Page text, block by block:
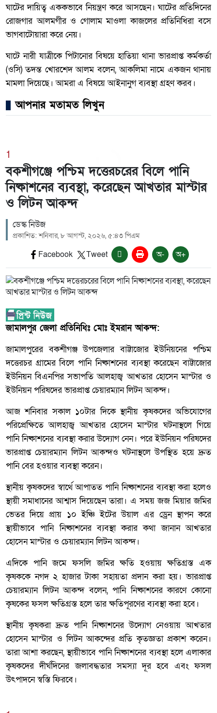
ঘাটের দায়িত্ব এককভাবে নিয়ন্ত্রণ করে আসছেন। ঘাটের প্রতিদিনের
রোজগার আলমগীর ও গোলাম মাওলা কাজলের প্রতিনিধিরা বসে
ভাগবাটোয়ারা করে নেয়।
ঘাটে নারী যাত্রীকে পিটানোর বিষয়ে হাতিয়া থানা ভারপ্রাপ্ত কর্মকর্তা
(ওসি) তদন্ত খোরশেদ আলম বলেন, আকলিমা নামে একজন থানায়
মামলা দিয়েছে। আমরা এ বিষয়ে আইনানুগ ব্যবস্থা গ্রহণ করব।
আপনার মতামত লিখুন
1
বকশীগঞ্জে পশ্চিম দত্তেরচরের বিলে পানি
নিষ্কাশনের ব্যবস্থা, করেছেন আখতার মাস্টার
ও লিটন আকন্দ
ডেস্ক নিউজ
প্রকাশিত: শনিবার, ৮ আগস্ট, ২০২৬, ৫:৪৩ পিএম
Facebook Tweet অ- অ+
জামালপুর জেলা প্রতিনিধিঃ মোঃ ইমরান আকন্দ:
জামালপুরের বকশীগঞ্জ উপজেলার বাট্টাজোর ইউনিয়নের পশ্চিম
দত্তেরচর গ্রামের বিলে পানি নিষ্কাশনের ব্যবস্থা করেছেন বাট্টাজোর
ইউনিয়ন বিএনপির সভাপতি আলহাজ্ব আখতার হোসেন মাস্টার ও
ইউনিয়ন পরিষদের ভারপ্রাপ্ত চেয়ারম্যান লিটন আকন্দ।
আজ শনিবার সকাল ১০টার দিকে স্থানীয় কৃষকদের অভিযোগের
পরিপ্রেক্ষিতে আলহাজ্ব আখতার হোসেন মাস্টার ঘটনাস্থলে গিয়ে
পানি নিষ্কাশনের ব্যবস্থা করার উদ্যোগ নেন। পরে ইউনিয়ন পরিষদের
ভারপ্রাপ্ত চেয়ারম্যান লিটন আকন্দও ঘটনাস্থলে উপস্থিত হয়ে দ্রুত
পানি বের হওয়ার ব্যবস্থা করেন।
স্থানীয় কৃষকদের স্বার্থে আপাতত পানি নিষ্কাশনের ব্যবস্থা করা হলেও
স্থায়ী সমাধানের আশ্বাস দিয়েছেন তারা। এ সময় জজ মিয়ার জমির
ভেতর দিয়ে প্রায় ১০ ইঞ্চি ইটের উয়াল এর ড্রেন স্থাপন করে
স্থায়ীভাবে পানি নিষ্কাশনের ব্যবস্থা করার কথা জানান আখতার
হোসেন মাস্টার ও চেয়ারম্যান লিটন আকন্দ।
এদিকে পানি জমে ফসলি জমির ক্ষতি হওয়ায় ক্ষতিগ্রস্ত এক
কৃষককে নগদ ২ হাজার টাকা সহায়তা প্রদান করা হয়। ভারপ্রাপ্ত
চেয়ারম্যান লিটন আকন্দ বলেন, পানি নিষ্কাশনের কারণে কোনো
কৃষকের ফসল ক্ষতিগ্রস্ত হলে তার ক্ষতিপূরণের ব্যবস্থা করা হবে।
স্থানীয় কৃষকরা দ্রুত পানি নিষ্কাশনের উদ্যোগ নেওয়ায় আখতার
হোসেন মাস্টার ও লিটন আকন্দের প্রতি কৃতজ্ঞতা প্রকাশ করেন।
তারা আশা করছেন, স্থায়ীভাবে পানি নিষ্কাশনের ব্যবস্থা হলে এলাকার
কৃষকদের দীর্ঘদিনের জলাবদ্ধতার সমস্যা দূর হবে এবং ফসল
উৎপাদনে স্বস্তি ফিরবে।